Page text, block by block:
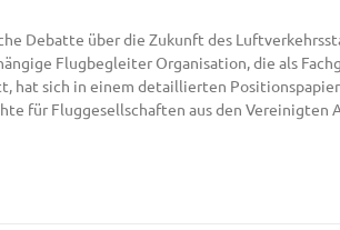
Debatte über die Zukunft des
Flugbegleiter Organisation, die als
hat sich in einem detaillierten
für Fluggesellschaften aus den Vereinigten